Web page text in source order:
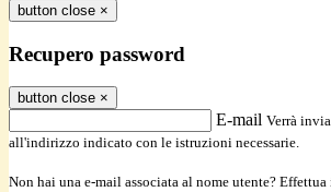
button close ×
Recupero password
button close ×
E-mail Verrà
all'indirizzo indicato con le istruzioni necessarie.
Non hai una e-mail associata al nome utente?